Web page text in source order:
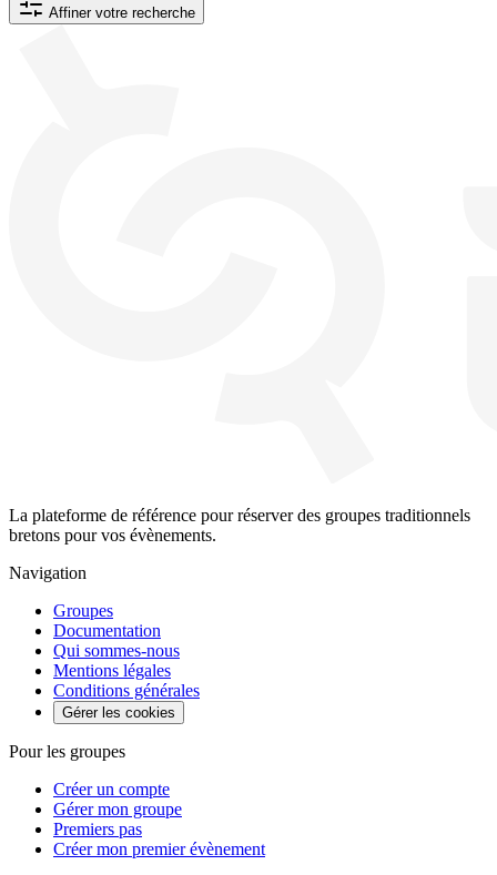
Affiner votre recherche
La plateforme de référence pour réserver des groupes traditionnels
bretons pour vos évènements.
Navigation
Groupes
Documentation
Qui sommes-nous
Mentions légales
Conditions générales
Gérer les cookies
Pour les groupes
Créer un compte
Gérer mon groupe
Premiers pas
Créer mon premier évènement